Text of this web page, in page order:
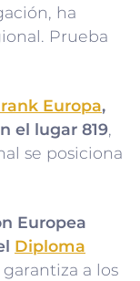
ha
Prueba
Europa,
el lugar 819,
se posiciona
Europea
Diploma
garantiza a los